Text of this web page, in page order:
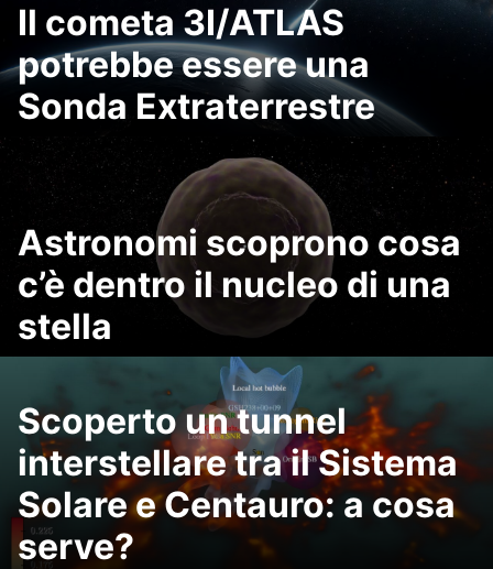
Il cometa 3I/ATLAS
potrebbe essere una
Sonda Extraterrestre
Astronomi scoprono cosa
c’è dentro il nucleo di una
stella
Scoperto un tunnel
interstellare tra il Sistema
Solare e Centauro: a cosa
serve?